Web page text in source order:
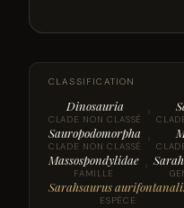
CLASSIFICATION
Dinosauria
CLADE NON CLASSÉ ›
Sauropodomorpha
CLADE NON CLASSÉ ›
Massospondylidae
FAMILLE ›
Sarahsaurus
ESPÈCE